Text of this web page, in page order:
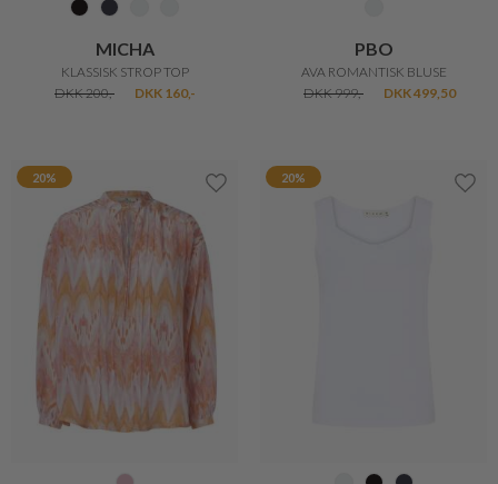
MICHA
KLASSISK STROP TOP
DKK 200,-
DKK 160,-
PBO
AVA ROMANTISK BLUSE
DKK 999,-
DKK 499,50
20% 20%